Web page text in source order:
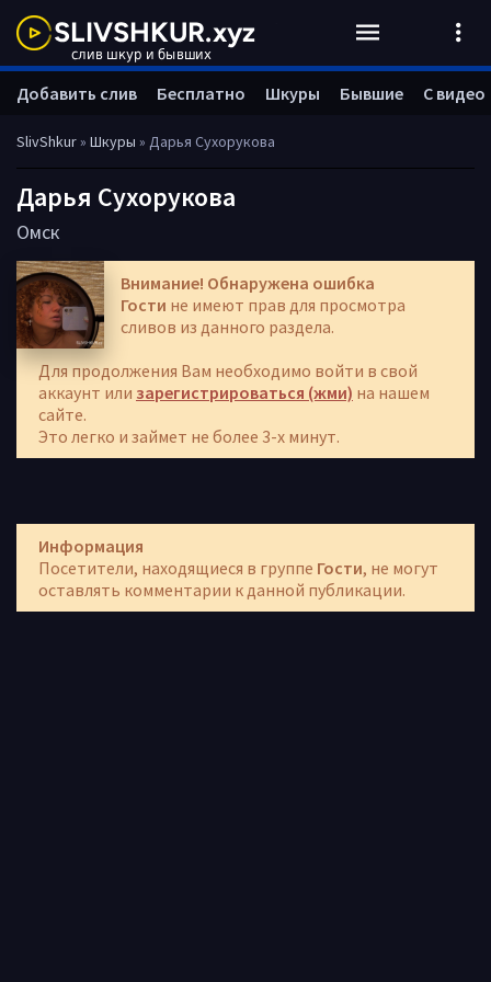
SlivShkur» Шкуры » Дарья Сухорукова
Дарья Сухорукова
Омск
Внимание! Обнаружена ошибка
Гости не имеют прав для просмотра
сливов из данного раздела.
Для продолжения Вам необходимо войти в свой
аккаунт или зарегистрироваться (жми) на нашем
сайте.
Это легко и займет не более 3-х минут.
Информация
Посетители, находящиеся в группе Гости, не могут
оставлять комментарии к данной публикации.
Добавить слив Бесплатно Шкуры Бывшие С видео